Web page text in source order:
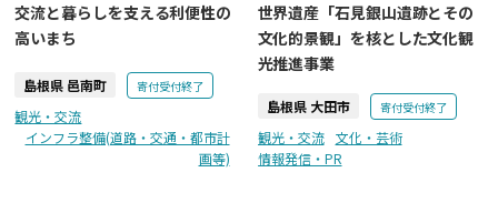
交流と暮らしを支える利便性の
高いまち
島根県 邑南町 寄付受付終了
観光・交流
インフラ整備(道路・交通・都市計
画等)
世界遺産「石見銀山遺跡とその
文化的景観」を核とした文化観
光推進事業
島根県 大田市 寄付受付終了
観光・交流
文化・芸術
情報発信・PR